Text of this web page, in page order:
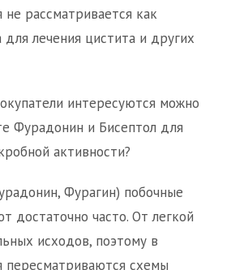
рассматривается как
лечения цистита и других
интересуются можно
Фурадонин и Бисептол для
активности?
Фурагин) побочные
достаточно часто. От легкой
исходов, поэтому в
пересматриваются схемы